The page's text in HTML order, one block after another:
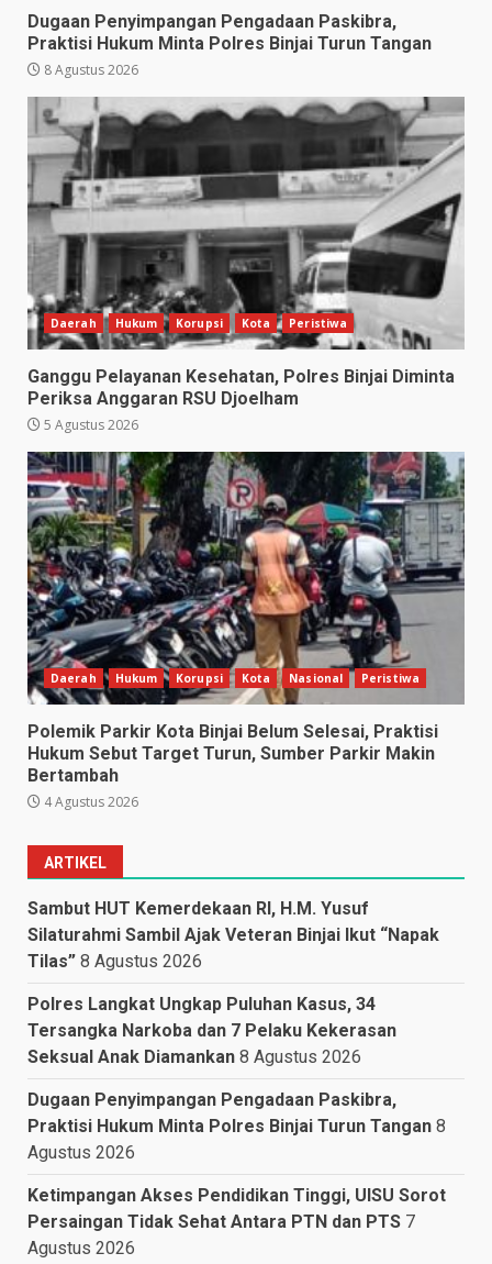
Dugaan Penyimpangan Pengadaan Paskibra,
Praktisi Hukum Minta Polres Binjai Turun Tangan
8 Agustus 2026
Daerah Hukum Korupsi Kota Peristiwa
Ganggu Pelayanan Kesehatan, Polres Binjai Diminta
Periksa Anggaran RSU Djoelham
5 Agustus 2026
Daerah Hukum Korupsi Kota Nasional Peristiwa
Polemik Parkir Kota Binjai Belum Selesai, Praktisi
Hukum Sebut Target Turun, Sumber Parkir Makin
Bertambah
4 Agustus 2026
ARTIKEL
Sambut HUT Kemerdekaan RI, H.M. Yusuf
Silaturahmi Sambil Ajak Veteran Binjai Ikut “Napak
Tilas” 8 Agustus 2026
Polres Langkat Ungkap Puluhan Kasus, 34
Tersangka Narkoba dan 7 Pelaku Kekerasan
Seksual Anak Diamankan 8 Agustus 2026
Dugaan Penyimpangan Pengadaan Paskibra,
Praktisi Hukum Minta Polres Binjai Turun Tangan 8
Agustus 2026
Ketimpangan Akses Pendidikan Tinggi, UISU Sorot
Persaingan Tidak Sehat Antara PTN dan PTS 7
Agustus 2026